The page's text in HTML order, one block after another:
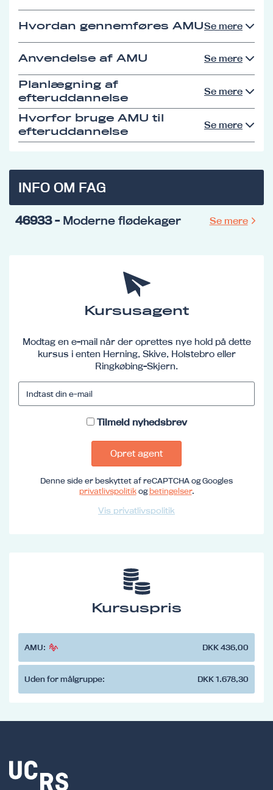
Hvordan gennemføres AMUSe mere
Anvendelse af AMU Se mere
Planlægning af
efteruddannelse
Se mere
Hvorfor bruge AMU til
efteruddannelse
Se mere
INFO OM FAG
46933- Moderne flødekager Se mere
Kursusagent
Modtag en e-mail når der oprettes nye hold på dette
kursus i enten Herning, Skive, Holstebro eller
Ringkøbing-Skjern.
Tilmeld nyhedsbrev
Opret agent
Denne side er beskyttet af reCAPTCHA og Googles
privatlivspolitikogbetingelser.
Vis privatlivspolitik
Kursuspris
AMU: DKK 436,00
Uden for målgruppe: DKK 1.678,30